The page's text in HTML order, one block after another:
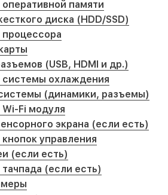
памяти
диска (HDD/SSD)
(USB, HDMI и др.)
системы охлаждения
(динамики, разъемы)
Fi модуля
экрана (если есть)
управления
(если есть)
(если есть)